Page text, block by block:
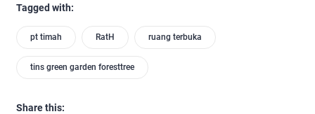
Tagged with:
pt timah RatH ruang terbuka
tins green garden foresttree
Share this: